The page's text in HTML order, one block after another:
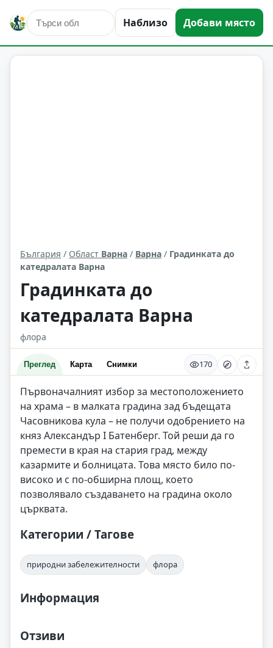
Наблизо Добави място
природни забележителности Варна Област: Варна
България / Област Варна / Варна / Градинката до
катедралата Варна
Градинката до
катедралата Варна
флора
Преглед Карта Снимки 170
Първоначалният избор за местоположението
на храма – в малката градина зад бъдещата
Часовникова кула – не получи одобрението на
княз Александър І Батенберг. Той реши да го
премести в края на стария град, между
казармите и болницата. Това място било по-
високо и с по-обширна площ, което
позволявало създаването на градина около
църквата.
Категории / Тагове
природни забележителности флора
Информация
Отзиви